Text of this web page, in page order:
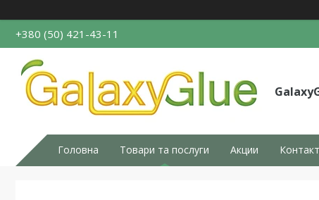
+380 (50) 421-43-11
Головна Товари та послуги Акции